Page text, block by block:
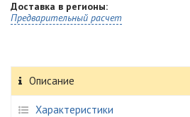
Доставка в регионы:
Предварительный расчет
Описание
Характеристики